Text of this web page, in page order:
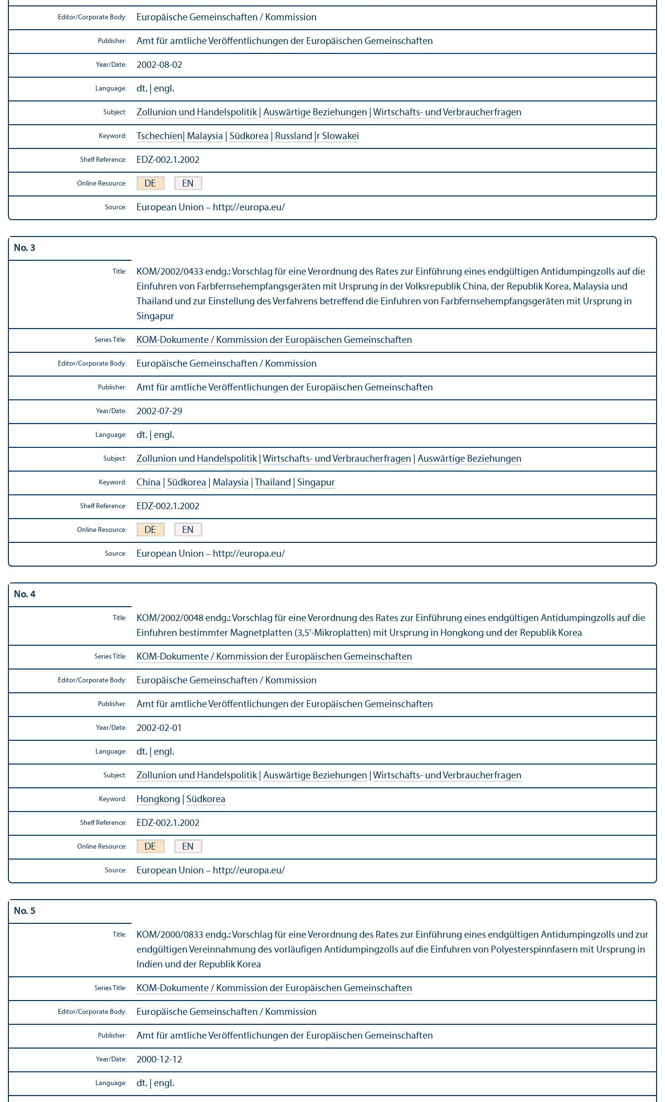
Editor/Corporate Body: Europäische Gemeinschaften / Kommission
Publisher: Amt für amtliche Veröffentlichungen der Europäischen Gemeinschaften
Year/Date: 2002-08-02
Language: dt. | engl.
Subject: Zollunion und Handelspolitik| Auswärtige Beziehungen Wirtschafts- und Verbraucherfragen
Keyword: Tschechien| Malaysia Südkorea Russland |r Slowakei
Shelf Reference: EDZ-002.1.2002
Online Resource: DE EN
Source: European Union – http://europa.eu/
No. 3
Title: KOM/2002/0433 endg.: Vorschlag für eine Verordnung des Rates zur Einführung eines endgültigen Antidumpingzolls auf die
Einfuhren von Farbfernsehempfangsgeräten mit Ursprung in der Volksrepublik China, der Republik Korea, Malaysia und
Thailand und zur Einstellung des Verfahrens betreffend die Einfuhren von Farbfernsehempfangsgeräten mit Ursprung in
Singapur
Series Title: KOM-Dokumente / Kommission der Europäischen Gemeinschaften
Editor/Corporate Body: Europäische Gemeinschaften / Kommission
Publisher: Amt für amtliche Veröffentlichungen der Europäischen Gemeinschaften
Year/Date: 2002-07-29
Language: dt. | engl.
Subject: Zollunion und Handelspolitik| Wirtschafts- und Verbraucherfragen Auswärtige Beziehungen
Keyword: China Südkorea Malaysia Thailand Singapur
Shelf Reference: EDZ-002.1.2002
Online Resource: DE EN
Source: European Union – http://europa.eu/
No. 4
Title: KOM/2002/0048 endg.: Vorschlag für eine Verordnung des Rates zur Einführung eines endgültigen Antidumpingzolls auf die
Einfuhren bestimmter Magnetplatten (3,5'-Mikroplatten) mit Ursprung in Hongkong und der Republik Korea
Series Title: KOM-Dokumente / Kommission der Europäischen Gemeinschaften
Editor/Corporate Body: Europäische Gemeinschaften / Kommission
Publisher: Amt für amtliche Veröffentlichungen der Europäischen Gemeinschaften
Year/Date: 2002-02-01
Language: dt. | engl.
Subject: Zollunion und Handelspolitik| Auswärtige Beziehungen Wirtschafts- und Verbraucherfragen
Keyword: Hongkong Südkorea
Shelf Reference: EDZ-002.1.2002
Online Resource: DE EN
Source: European Union – http://europa.eu/
No. 5
Title: KOM/2000/0833 endg.: Vorschlag für eine Verordnung des Rates zur Einführung eines endgültigen Antidumpingzolls und zur
endgültigen Vereinnahmung des vorläufigen Antidumpingzolls auf die Einfuhren von Polyesterspinnfasern mit Ursprung in
Indien und der Republik Korea
Series Title: KOM-Dokumente / Kommission der Europäischen Gemeinschaften
Editor/Corporate Body: Europäische Gemeinschaften / Kommission
Publisher: Amt für amtliche Veröffentlichungen der Europäischen Gemeinschaften
Year/Date: 2000-12-12
Language: dt. | engl.